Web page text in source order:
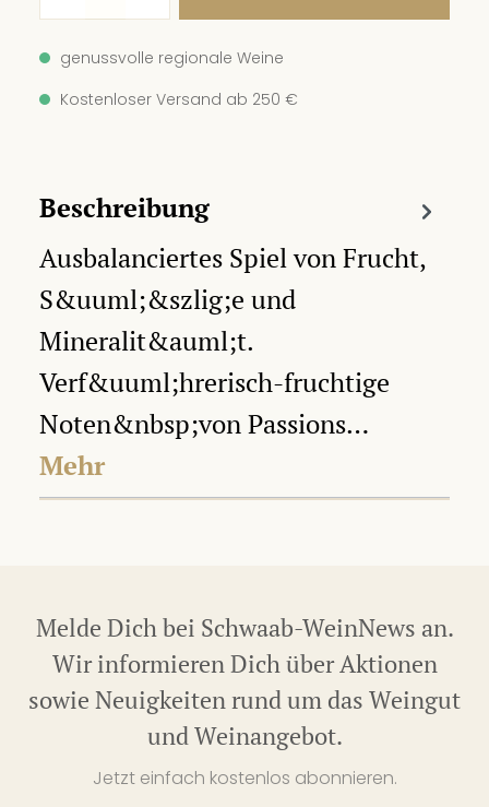
genussvolle regionale Weine
Kostenloser Versand ab 250 €
Beschreibung
Ausbalanciertes Spiel von Frucht,
S&uuml;&szlig;e und
Mineralit&auml;t.
Verf&uuml;hrerisch-fruchtige
Noten&nbsp;von Passions…
Mehr
Melde Dich bei Schwaab-WeinNews an.
Wir informieren Dich über Aktionen
sowie Neuigkeiten rund um das Weingut
und Weinangebot.
Jetzt einfach kostenlos abonnieren.